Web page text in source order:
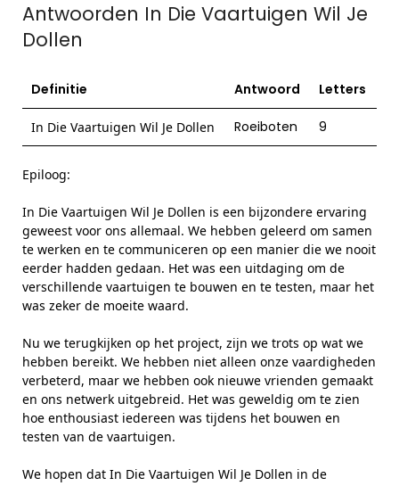
Antwoorden In Die Vaartuigen Wil Je
Dollen
Definitie Antwoord Letters
In Die Vaartuigen Wil Je Dollen Roeiboten 9
Epiloog:
In Die Vaartuigen Wil Je Dollen is een bijzondere ervaring
geweest voor ons allemaal. We hebben geleerd om samen
te werken en te communiceren op een manier die we nooit
eerder hadden gedaan. Het was een uitdaging om de
verschillende vaartuigen te bouwen en te testen, maar het
was zeker de moeite waard.
Nu we terugkijken op het project, zijn we trots op wat we
hebben bereikt. We hebben niet alleen onze vaardigheden
verbeterd, maar we hebben ook nieuwe vrienden gemaakt
en ons netwerk uitgebreid. Het was geweldig om te zien
hoe enthousiast iedereen was tijdens het bouwen en
testen van de vaartuigen.
We hopen dat In Die Vaartuigen Wil Je Dollen in de